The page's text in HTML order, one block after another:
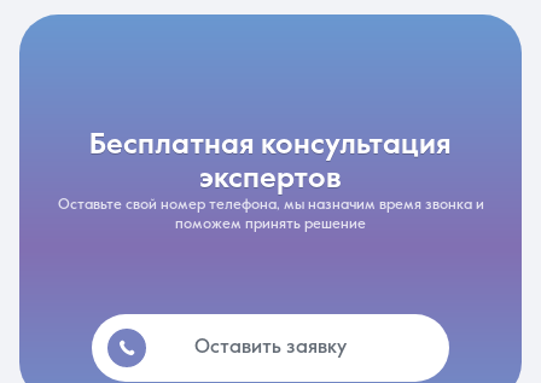
бесплатная консультация
экспертов
Оставьте свой номер телефона, мы назначим время звонка и
поможем принять решение
Оставить заявку